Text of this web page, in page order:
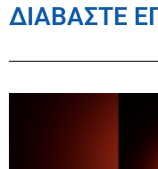
ΔΙΑΒΑΣΤΕ